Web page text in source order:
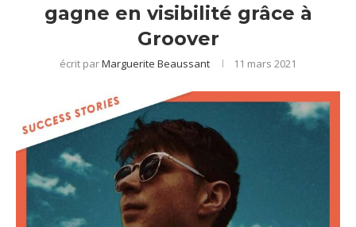
gagne en visibilité grâce à
Groover
écrit parMarguerite Beaussant 11 mars 2021